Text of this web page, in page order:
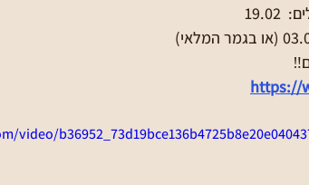
https://
video/